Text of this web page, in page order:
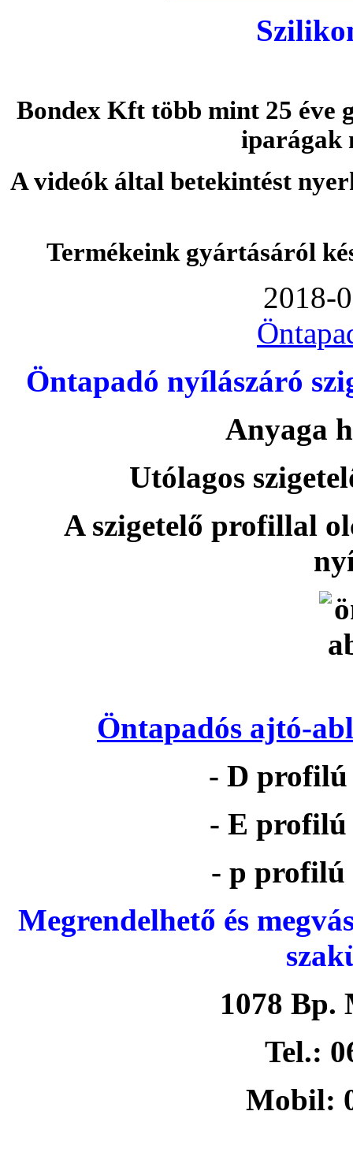
Bondex Kft több mint 25 éve
iparágak
A videók által betekintést
Termékeink gyártásáról
2018-
Öntapadó nyílászáró
Anyaga
Utólagos
A szigetelő profillal
Öntapadós ajtó-
- D profilú
- E profilú
- p profilú
Megrendelhető és
1078 Bp.
Tel.:
Mobil: